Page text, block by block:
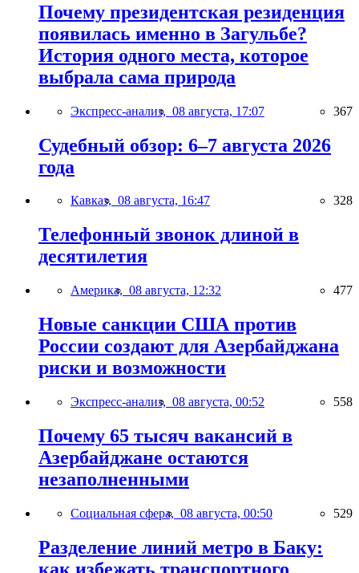
Почему президентская резиденция
появилась именно в Загульбе?
История одного места, которое
выбрала сама природа
Экспресс-анализ, 08 августа, 17:07 367
Судебный обзор: 6–7 августа 2026
года
Кавказ, 08 августа, 16:47 328
Телефонный звонок длиной в
десятилетия
Америка, 08 августа, 12:32 477
Новые санкции США против
России создают для Азербайджана
риски и возможности
Экспресс-анализ, 08 августа, 00:52 558
Почему 65 тысяч вакансий в
Азербайджане остаются
незаполненными
Социальная сфера, 08 августа, 00:50 529
Разделение линий метро в Баку:
как избежать транспортного